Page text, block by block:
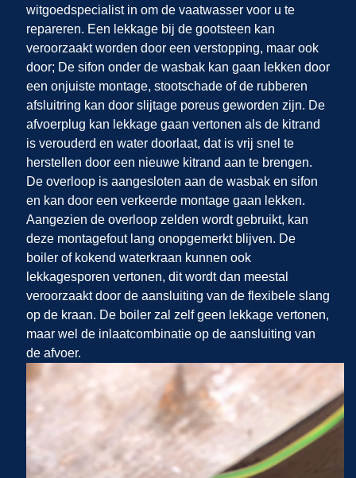
witgoedspecialist in om de vaatwasser voor u te
repareren. Een lekkage bij de gootsteen kan
veroorzaakt worden door een verstopping, maar ook
door; De sifon onder de wasbak kan gaan lekken door
een onjuiste montage, stootschade of de rubberen
afsluitring kan door slijtage poreus geworden zijn. De
afvoerplug kan lekkage gaan vertonen als de kitrand
is verouderd en water doorlaat, dat is vrij snel te
herstellen door een nieuwe kitrand aan te brengen.
De overloop is aangesloten aan de wasbak en sifon
en kan door een verkeerde montage gaan lekken.
Aangezien de overloop zelden wordt gebruikt, kan
deze montagefout lang onopgemerkt blijven. De
boiler of kokend waterkraan kunnen ook
lekkagesporen vertonen, dit wordt dan meestal
veroorzaakt door de aansluiting van de flexibele slang
op de kraan. De boiler zal zelf geen lekkage vertonen,
maar wel de inlaatcombinatie op de aansluiting van
de afvoer.